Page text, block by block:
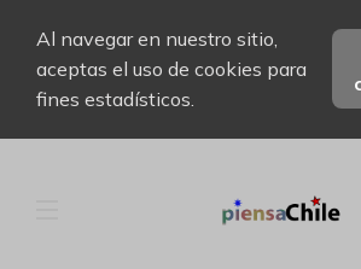
Al navegar en nuestro sitio,
aceptas el uso de cookies para
fines estadísticos.